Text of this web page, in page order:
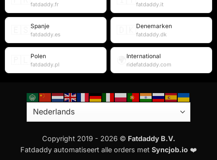
fatdaddy.fr fatdaddy.it
Spanje
fatdaddy.es
Denemarken
fatdaddy.dk
Polen
fatdaddy.pl
International
ridefatdaddy.com
Copyright 2019 - 2026 © Fatdaddy B.V.
Fatdaddy automatiseert alle orders met Syncjob.io ❤️